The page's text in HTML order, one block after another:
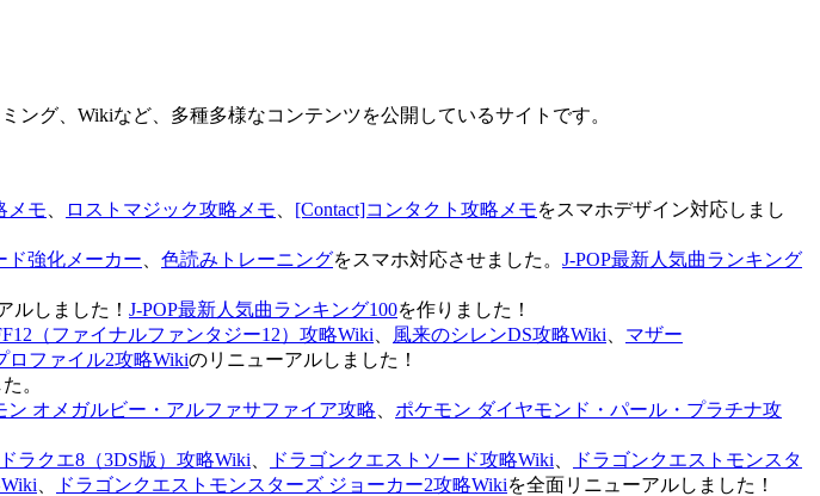
ング、Wikiなど、多種多様なコンテンツを公開しているサイトです。
メモ ロストマジック攻略メモ [Contact]コンタクト攻略メモをスマホデザイン対応しまし
ド強化メーカー 色読みトレーニングをスマホ対応させました。 J-POP最新人気曲ランキング
ルしました！ J-POP最新人気曲ランキング100を作りました！
（ファイナルファンタジー12）攻略Wiki 風来のシレンDS攻略Wiki
マザー
ロファイル2攻略Wikiのリニューアルしました！
。
ン オメガルビー・アルファサファイア攻略
ポケモン ダイヤモンド・パール・プラチナ攻
ドラクエ8（3DS版）攻略Wiki ドラゴンクエストソード攻略Wiki
ドラゴンクエストモンスタ
ドラゴンクエストモンスターズ ジョーカー2攻略Wikiを全面リニューアルしました！